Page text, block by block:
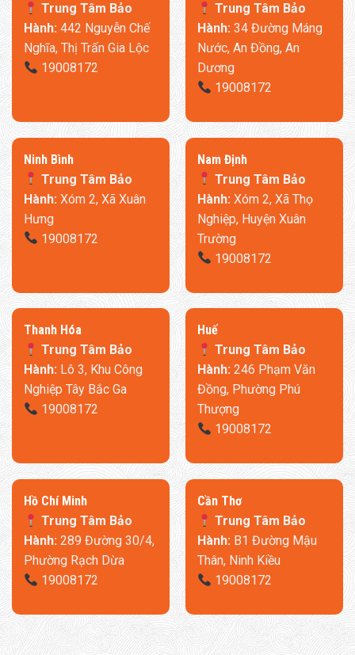
Trung Tâm Bảo
Hành:442 Nguyễn Chế
Nghĩa, Thị Trấn Gia Lộc
19008172
Trung Tâm Bảo
Hành:34 Đường Máng
Nước, An Đồng, An
Dương
19008172
Ninh Bình
Trung Tâm Bảo
Hành: Xóm 2, Xã Xuân
Hưng
19008172
​Nam Định
Trung Tâm Bảo
Hành: Xóm 2, Xã Thọ
Nghiệp, Huyện Xuân
Trường
19008172
Thanh Hóa
Trung Tâm Bảo
Hành:Lô 3, Khu Công
Nghiệp Tây Bắc Ga
19008172
​Huế
Trung Tâm Bảo
Hành:246 Phạm Văn
Đồng, Phường Phú
Thượng
19008172
​Hồ Chí Minh
Trung Tâm Bảo
Hành:289 Đường 30/4,
Phường Rạch Dừa
19008172
Cần Thơ
Trung Tâm Bảo
Hành:B1 Đường Mậu
Thân, Ninh Kiều
19008172